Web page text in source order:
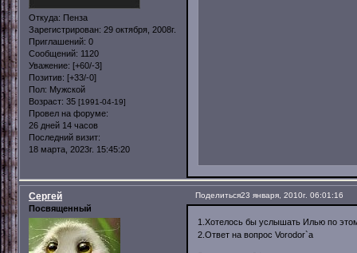
Откуда: Пенза
Зарегистрирован: 29 октября, 2008г.
Приглашений: 0
Сообщений: 1120
Уважение: [+60/-3]
Позитив: [+33/-0]
Пол: Мужской
Возраст: 35 [1991-04-19]
Провел на форуме:
26 дней 14 часов
Последний визит:
18 марта, 2023г. 15:45:20
Поделиться23 января, 2010г. 06:01:16
Сергей
Посвященный
1.Хотелось бы услышать Илью по
2.Ответ на вопрос Vorodor`а